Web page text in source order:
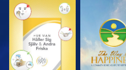
TITTA TITTA